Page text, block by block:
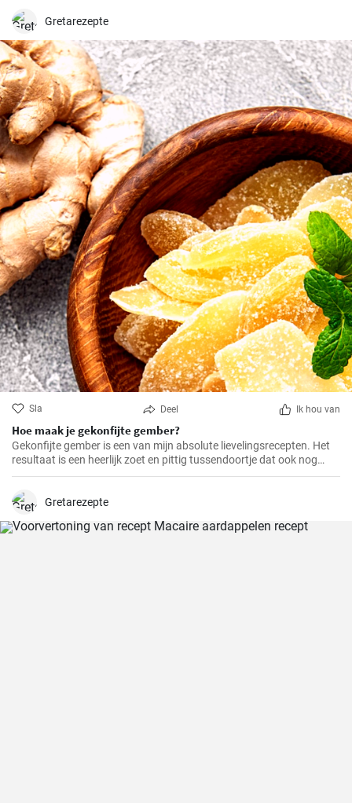
zo makkelijk te bereiden is dat het ook in jouw keuken een compleet
succes zal zijn.
Gretarezepte
Sla Deel Ik hou van
Hoe maak je gekonfijte gember?
Gekonfijte gember is een van mijn absolute lievelingsrecepten. Het
resultaat is een heerlijk zoet en pittig tussendoortje dat ook nog
eens goed is voor je spijsvertering. Het is helemaal zelfgemaakt en
maken, je hebt alleen een beetje geduld en tijd nodig.
Gretarezepte